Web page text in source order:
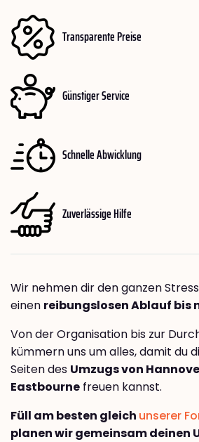
Transparente Preise
Günstiger Service
Schnelle Abwicklung
Zuverlässige Hilfe
Wir nehmen dir den ganzen
einen reibungslosen Ablauf bis
Von der Organisation bis zur
kümmern uns um alles, damit du
Seiten des Umzugs von
Eastbourne freuen kannst.
Füll am besten gleich unserer
planen wir gemeinsam deinen